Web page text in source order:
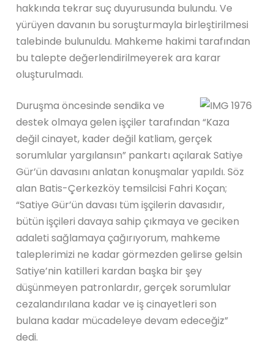
hakkında tekrar suç duyurusunda bulundu. Ve
yürüyen davanın bu soruşturmayla birleştirilmesi
talebinde bulunuldu. Mahkeme hakimi tarafından
bu talepte değerlendirilmeyerek ara karar
oluşturulmadı.
Duruşma öncesinde sendika ve
destek olmaya gelen işçiler tarafından “Kaza
değil cinayet, kader değil katliam, gerçek
sorumlular yargılansın” pankartı açılarak Satiye
Gür’ün davasını anlatan konuşmalar yapıldı. Söz
alan Batis-Çerkezköy temsilcisi Fahri Koçan;
“Satiye Gür’ün davası tüm işçilerin davasıdır,
bütün işçileri davaya sahip çıkmaya ve geciken
adaleti sağlamaya çağırıyorum, mahkeme
taleplerimizi ne kadar görmezden gelirse gelsin
Satiye’nin katilleri kardan başka bir şey
düşünmeyen patronlardır, gerçek sorumlular
cezalandırılana kadar ve iş cinayetleri son
bulana kadar mücadeleye devam edeceğiz”
dedi.